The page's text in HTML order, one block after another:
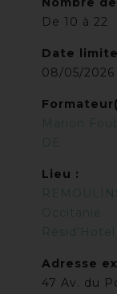
De 10 à 22
Date
08/05/2026
Marion
DE
Lieu :
Occitanie
Adresse
47 Av. du